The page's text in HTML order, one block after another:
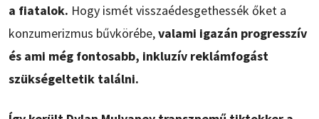
a fiatalok. Hogy ismét visszaédesgethessék őket a
konzumerizmus bűvkörébe,valami igazán progresszív
és ami még fontosabb, inkluzív reklámfogást
szükségeltetik találni.